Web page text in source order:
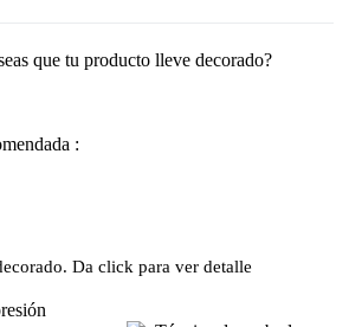
que tu producto lleve decorado?
:
Da click para ver detalle